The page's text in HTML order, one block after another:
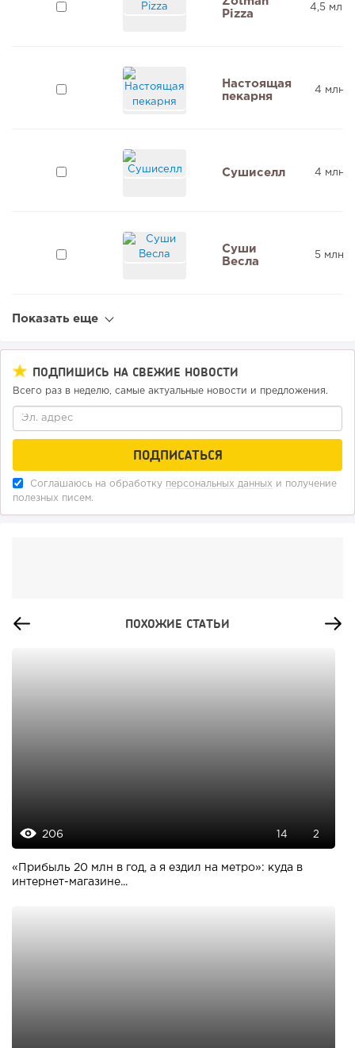
Pizza
4,5 млн
Настоящая
пекарня
4 млн ₽
Сушиселл 4 млн ₽
Суши
Весла
5 млн ₽
Показать еще
ПОДПИШИСЬ НА СВЕЖИЕ НОВОСТИ
Всего раз в неделю, самые актуальные новости и предложения.
Соглашаюсь на обработку персональных данных и получение
полезных писем.
ПОХОЖИЕ СТАТЬИ
206 14 2
«Прибыль 20 млн в год, а я ездил на метро»: куда в
интернет-магазине...